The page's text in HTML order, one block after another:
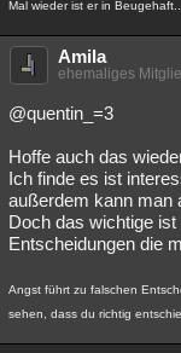
Mal wieder ist er in
Amila
ehemaliges
@quentin_=3
Hoffe auch das
Ich finde es ist
außerdem kann man
Doch das wichtige
Entscheidungen die
Angst führt zu falschen
sehen, dass du richtig